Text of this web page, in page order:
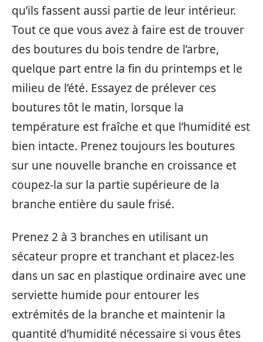
qu’ils fassent aussi partie de leur intérieur.
Tout ce que vous avez à faire est de trouver
des boutures du bois tendre de l’arbre,
quelque part entre la fin du printemps et le
milieu de l’été. Essayez de prélever ces
boutures tôt le matin, lorsque la
température est fraîche et que l’humidité est
bien intacte. Prenez toujours les boutures
sur une nouvelle branche en croissance et
coupez-la sur la partie supérieure de la
branche entière du saule frisé.
Prenez 2 à 3 branches en utilisant un
sécateur propre et tranchant et placez-les
dans un sac en plastique ordinaire avec une
serviette humide pour entourer les
extrémités de la branche et maintenir la
quantité d’humidité nécessaire si vous êtes